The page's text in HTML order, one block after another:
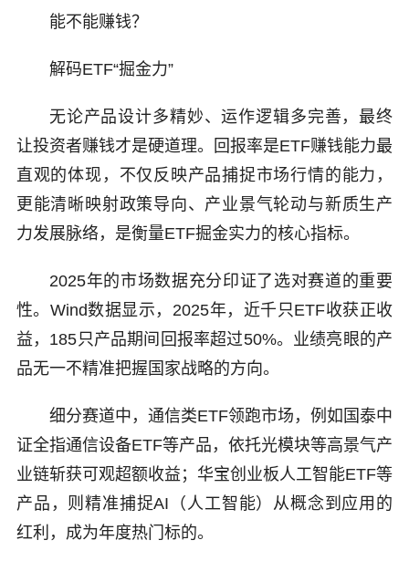
能不能赚钱？
解码ETF“掘金力”
无论产品设计多精妙、运作逻辑多完善，最终
让投资者赚钱才是硬道理。回报率是ETF赚钱能力最
直观的体现，不仅反映产品捕捉市场行情的能力，
更能清晰映射政策导向、产业景气轮动与新质生产
力发展脉络，是衡量ETF掘金实力的核心指标。
2025年的市场数据充分印证了选对赛道的重要
性。Wind数据显示，2025年，近千只ETF收获正收
益，185只产品期间回报率超过50%。业绩亮眼的产
品无一不精准把握国家战略的方向。
细分赛道中，通信类ETF领跑市场，例如国泰中
证全指通信设备ETF等产品，依托光模块等高景气产
业链斩获可观超额收益；华宝创业板人工智能ETF等
产品，则精准捕捉AI（人工智能）从概念到应用的
红利，成为年度热门标的。